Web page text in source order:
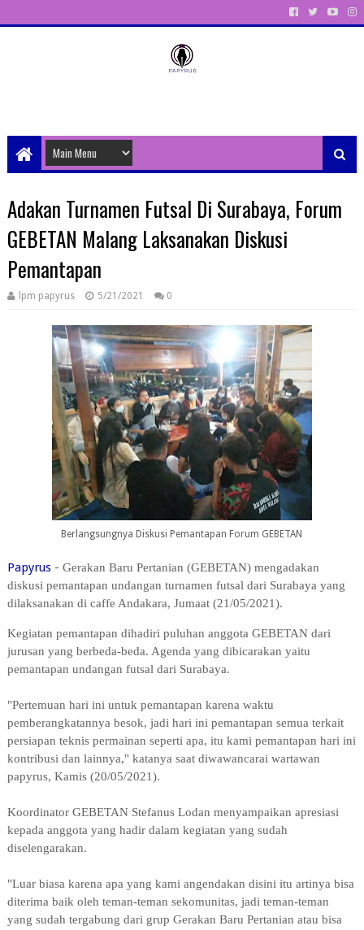
Adakan Turnamen Futsal Di Surabaya, Forum
GEBETAN Malang Laksanakan Diskusi
Pemantapan
lpm papyrus 5/21/2021 0
Berlangsungnya Diskusi Pemantapan Forum GEBETAN
Papyrus- Gerakan Baru Pertanian (GEBETAN) mengadakan
diskusi pemantapan undangan turnamen futsal dari Surabaya yang
dilaksanakan di caffe Andakara, Jumaat (21/05/2021).
Kegiatan pemantapan dihadiri puluhan anggota GEBETAN dari
jurusan yang berbeda-beda. Agenda yang dibicarakan yaitu
pemantapan undangan futsal dari Surabaya.
"Pertemuan hari ini untuk pemantapan karena waktu
pemberangkatannya besok, jadi hari ini pemantapan semua terkait
persiapan teknis permainan seperti apa, itu kami pemantapan hari ini
kontribusi dan lainnya," katanya saat diwawancarai wartawan
papyrus, Kamis (20/05/2021).
Koordinator GEBETAN Stefanus Lodan menyampaikan apresiasi
kepada anggota yang hadir dalam kegiatan yang sudah
diselengarakan.
"Luar biasa karena apa yang kami angendakan disini itu artinya bisa
diterima baik oleh teman-teman sekomunitas, jadi teman-teman
yang sudah tergabung dari grup Gerakan Baru Pertanian atau bisa